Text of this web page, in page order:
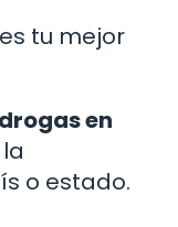
tu mejor
en
o estado.